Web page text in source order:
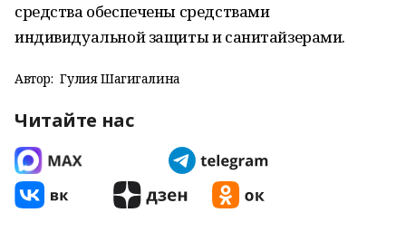
средства обеспечены средствами
индивидуальной защиты и санитайзерами.
Автор: Гулия Шагигалина
Читайте нас